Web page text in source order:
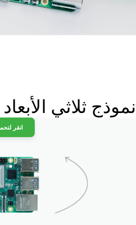
نموذج ثلاثي الأبعاد
انقر